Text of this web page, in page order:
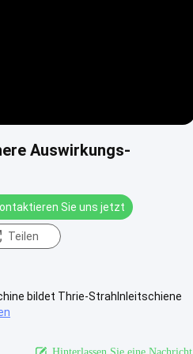
Auswirkungs-
Sie uns jetzt
Teilen
bildet Thrie-Strahlnleitschiene
Hinterlassen Sie eine Nachricht.